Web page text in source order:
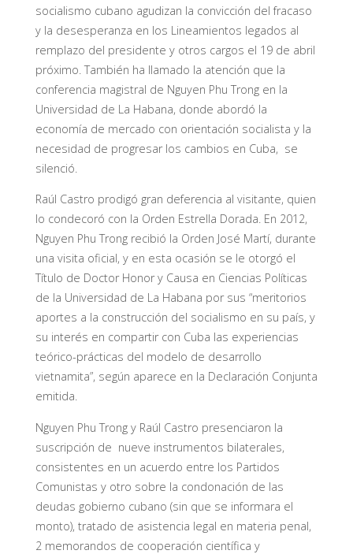
socialismo cubano agudizan la convicción del fracaso
y la desesperanza en los Lineamientos legados al
remplazo del presidente y otros cargos el 19 de abril
próximo. También ha llamado la atención que la
conferencia magistral de Nguyen Phu Trong en la
Universidad de La Habana, donde abordó la
economía de mercado con orientación socialista y la
necesidad de progresar los cambios en Cuba, se
silenció.
Raúl Castro prodigó gran deferencia al visitante, quien
lo condecoró con la Orden Estrella Dorada. En 2012,
Nguyen Phu Trong recibió la Orden José Martí, durante
una visita oficial, y en esta ocasión se le otorgó el
Título de Doctor Honor y Causa en Ciencias Políticas
de la Universidad de La Habana por sus “meritorios
aportes a la construcción del socialismo en su país, y
su interés en compartir con Cuba las experiencias
teórico-prácticas del modelo de desarrollo
vietnamita”, según aparece en la Declaración Conjunta
emitida.
Nguyen Phu Trong y Raúl Castro presenciaron la
suscripción de nueve instrumentos bilaterales,
consistentes en un acuerdo entre los Partidos
Comunistas y otro sobre la condonación de las
deudas gobierno cubano (sin que se informara el
monto), tratado de asistencia legal en materia penal,
2 memorandos de cooperación científica y